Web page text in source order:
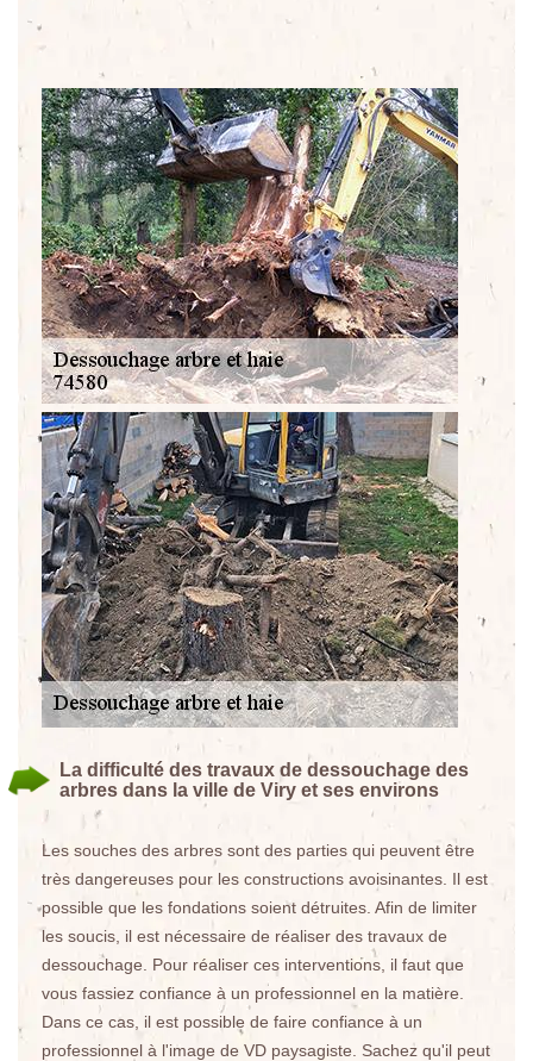
La difficulté des travaux de dessouchage des
arbres dans la ville de Viry et ses environs
Les souches des arbres sont des parties qui peuvent être
très dangereuses pour les constructions avoisinantes. Il est
possible que les fondations soient détruites. Afin de limiter
les soucis, il est nécessaire de réaliser des travaux de
dessouchage. Pour réaliser ces interventions, il faut que
vous fassiez confiance à un professionnel en la matière.
Dans ce cas, il est possible de faire confiance à un
professionnel à l'image de VD paysagiste. Sachez qu'il peut